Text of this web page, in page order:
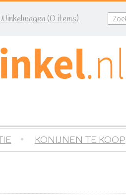
(0 items)
KONIJNEN TE KOOP